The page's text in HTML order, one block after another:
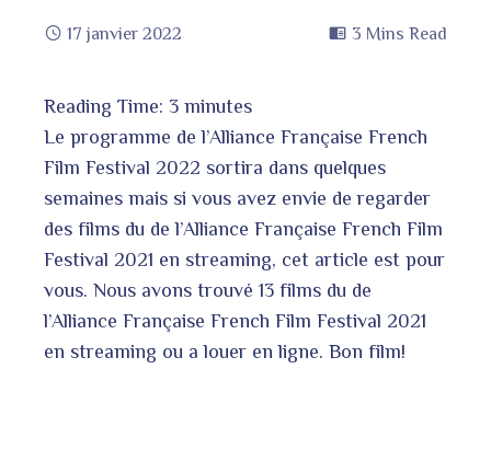
17 janvier 2022 3 Mins Read
Reading Time: 3 minutes
Le programme de l’Alliance Française French
Film Festival 2022 sortira dans quelques
semaines mais si vous avez envie de regarder
des films du de l’Alliance Française French Film
Festival 2021 en streaming, cet article est pour
vous. Nous avons trouvé 13 films du de
l’Alliance Française French Film Festival 2021
en streaming ou a louer en ligne. Bon film!